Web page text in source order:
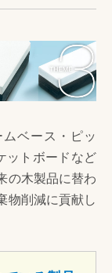
ベース・ピッ
ットボードなど
の木製品に替わ
物削減に貢献し